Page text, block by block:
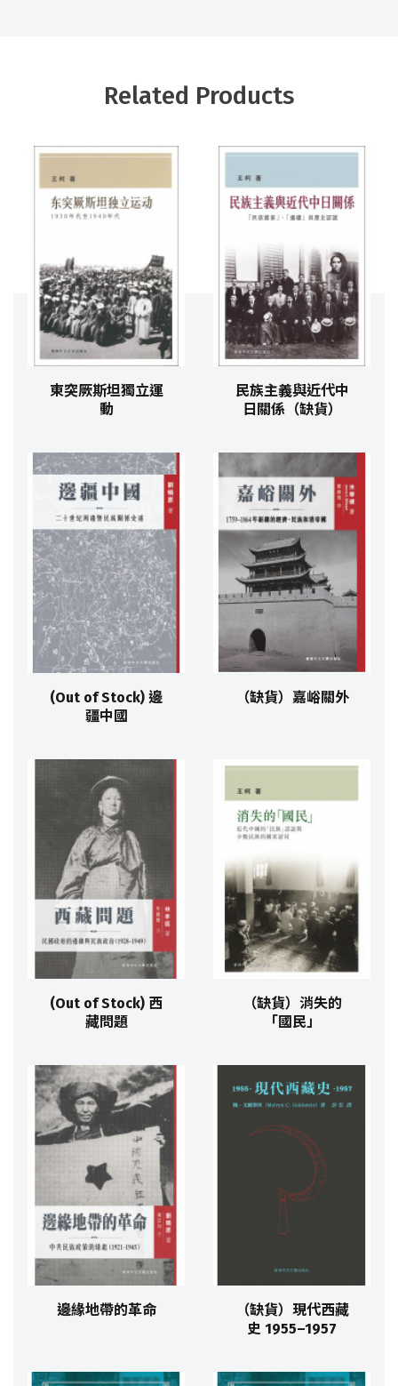
Related Products
東突厥斯坦獨立運
動
民族主義與近代中
日關係（缺貨）
(Out of Stock) 邊
疆中國
（缺貨）嘉峪關外
(Out of Stock) 西
藏問題
（缺貨）消失的
「國民」
邊緣地帶的革命
（缺貨）現代西藏
史 1955–1957